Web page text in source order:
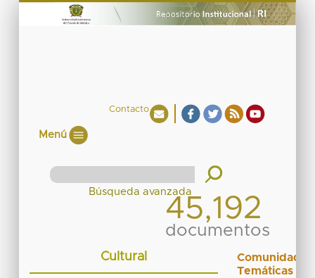
Contacto
Menú
45,192
documentos
Cultural
Comunidades
Temáticas